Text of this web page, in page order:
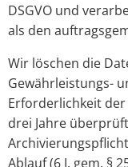
DSGVO und
als den
Wir löschen die
Gewährleistungs-
Erforderlichkeit
drei Jahre
Ablauf (6 J, gem. §